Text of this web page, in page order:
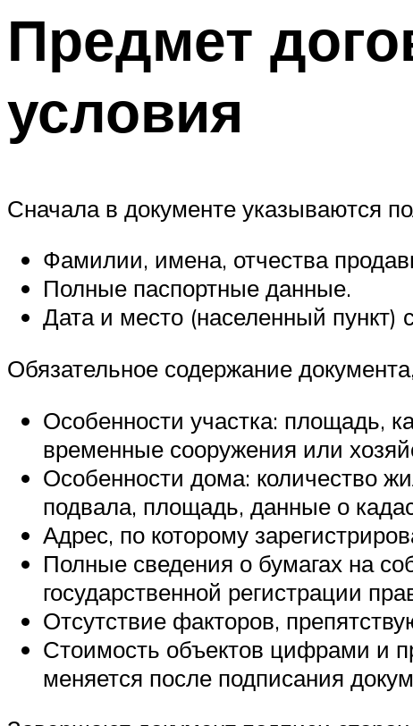
Предмет
условия
Сначала в документе указываются
Фамилии, имена, отчества
Полные паспортные данные.
Дата и место (населенный пункт)
Обязательное содержание
Особенности участка: площадь,
временные сооружения или
Особенности дома: количество
подвала, площадь, данные о
Адрес, по которому
Полные сведения о бумагах на
государственной регистрации
Отсутствие факторов,
Стоимость объектов цифрами и
меняется после подписания